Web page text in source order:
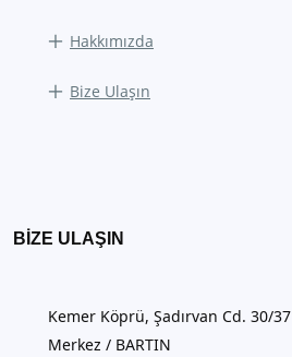
Hakkımızda
Bize Ulaşın
BIZE ULAŞIN
Kemer Köprü, Şadırvan Cd. 30/37
Merkez / BARTIN